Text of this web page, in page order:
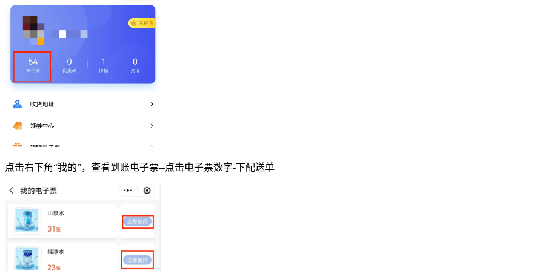
点击右下角“我的”，查看到账电子票--点击电子票数字-下配送单